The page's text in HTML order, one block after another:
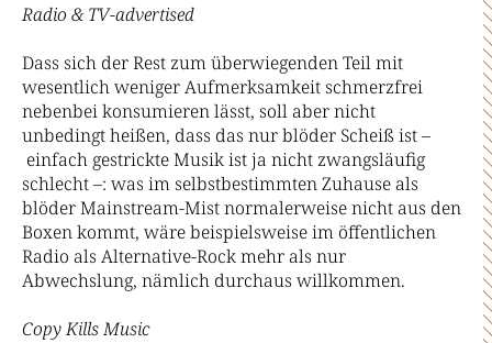
Radio & TV-advertised
Dass sich der Rest zum überwiegenden Teil mit
wesentlich weniger Aufmerksamkeit schmerzfrei
nebenbei konsumieren lässt, soll aber nicht
unbedingt heißen, dass das nur blöder Scheiß ist –
einfach gestrickte Musik ist ja nicht zwangsläufig
schlecht –: was im selbstbestimmten Zuhause als
blöder Mainstream-Mist normalerweise nicht aus den
Boxen kommt, wäre beispielsweise im öffentlichen
Radio als Alternative-Rock mehr als nur
Abwechslung, nämlich durchaus willkommen.
Copy Kills Music